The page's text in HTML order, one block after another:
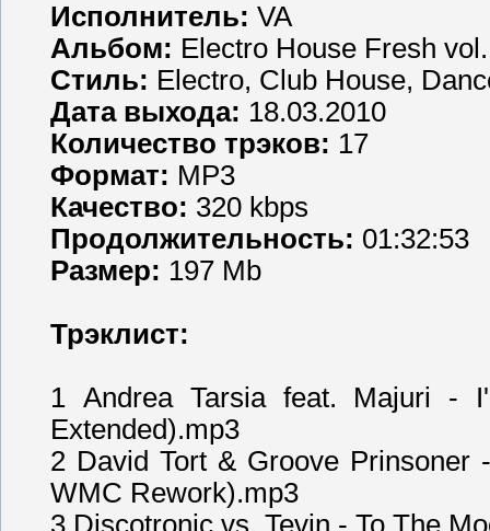
Исполнитель: VA
Альбом: Electro House Fresh
Стиль: Electro, Club House,
Дата выхода: 18.03.2010
Количество трэков: 17
Формат: MP3
Качество: 320 kbps
Продолжительность: 01:32:53
Размер: 197 Mb
Трэклист:
1 Andrea Tarsia feat. Majuri -
Extended).mp3
2 David Tort & Groove
WMC Rework).mp3
3 Discotronic vs. Tevin - To The